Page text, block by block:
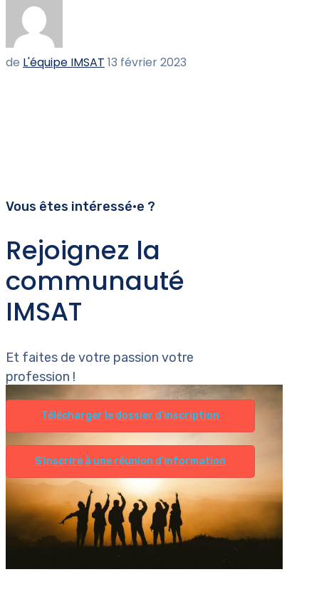
de L'équipe IMSAT 13 février 2023
Vous êtes intéressé•e ?
Rejoignez la
communauté
IMSAT
Et faites de votre passion votre
profession !
Télécharger le dossier d’inscription
S’inscrire à une réunion d’information